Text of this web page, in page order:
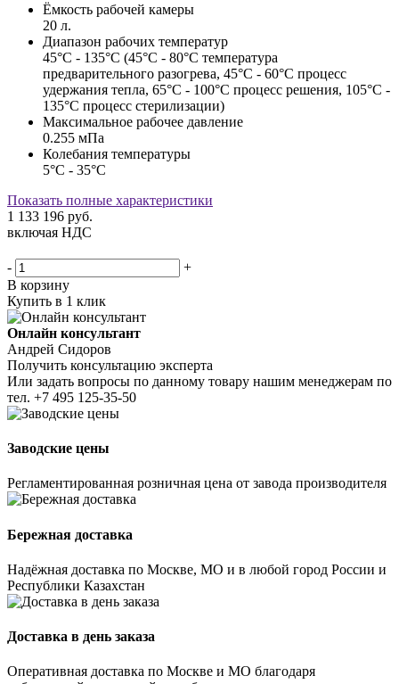
Ёмкость рабочей камеры
20 л.
Диапазон рабочих температур
45°С - 135°С (45°C - 80°C температура
предварительного разогрева, 45°C - 60°C процесс
удержания тепла, 65°C - 100°C процесс решения, 105°C -
135°C процесс стерилизации)
Максимальное рабочее давление
0.255 мПа
Колебания температуры
5°С - 35°С
Показать полные характеристики
1 133 196 руб.
включая НДС
-
+
В корзину
Купить в 1 клик
Онлайн консультант
Андрей Сидоров
Получить консультацию эксперта
Или задать вопросы по данному товару нашим менеджерам по
тел. +7 495 125-35-50
Заводские цены
Регламентированная розничная цена от завода производителя
Бережная доставка
Надёжная доставка по Москве, МО и в любой город России и
Республики Казахстан
Доставка в день заказа
Оперативная доставка по Москве и МО благодаря